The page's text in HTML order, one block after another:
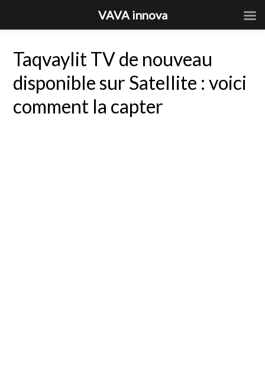
Taqvaylit TV de nouveau
disponible sur Satellite : voici
comment la capter
VAVA innova